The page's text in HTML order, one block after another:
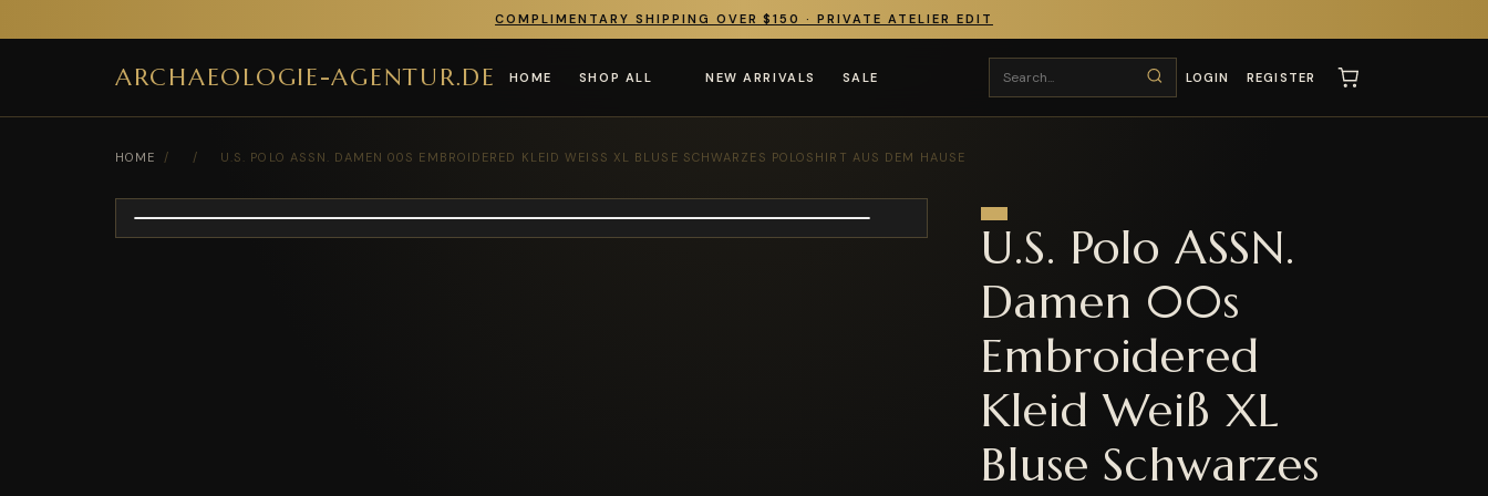
COMPLIMENTARY SHIPPING OVER $150 · PRIVATE ATELIER EDIT
ARCHAEOLOGIE-AGENTUR.DE HOME SHOP ALL NEW ARRIVALS SALE LOGIN REGISTER
HOME / / U.S. POLO ASSN. DAMEN 00S EMBROIDERED KLEID WEISS XL BLUSE SCHWARZES POLOSHIRT AUS DEM HAUSE
U.S. Polo ASSN.
Damen 00s
Embroidered
Kleid Weiß XL
Bluse Schwarzes